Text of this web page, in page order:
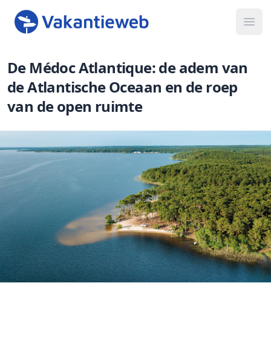
De Médoc Atlantique: de adem van
de Atlantische Oceaan en de roep
van de open ruimte